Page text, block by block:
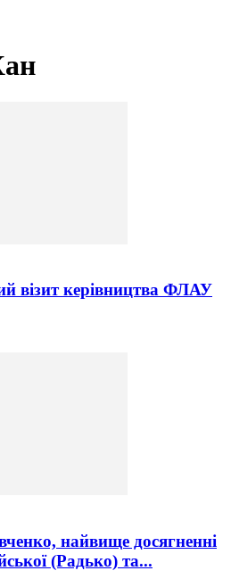
візит керівництва ФЛАУ
найвище досягненні
(Радько) та...